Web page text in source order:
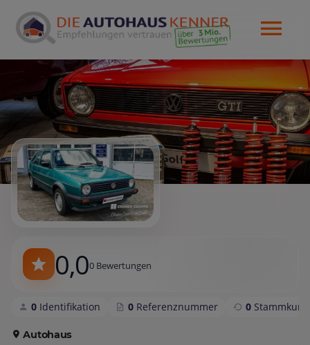
0,00 Bewertungen
0 Identifikation 0 Referenznummer 0
Autohaus